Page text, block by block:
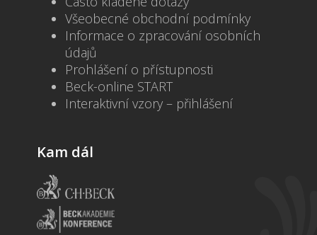
Všeobecné obchodní podmínky
Informace o zpracování osobních
údajů
Prohlášení o přístupnosti
Beck-online START
Interaktivní vzory – přihlášení
Kam dál